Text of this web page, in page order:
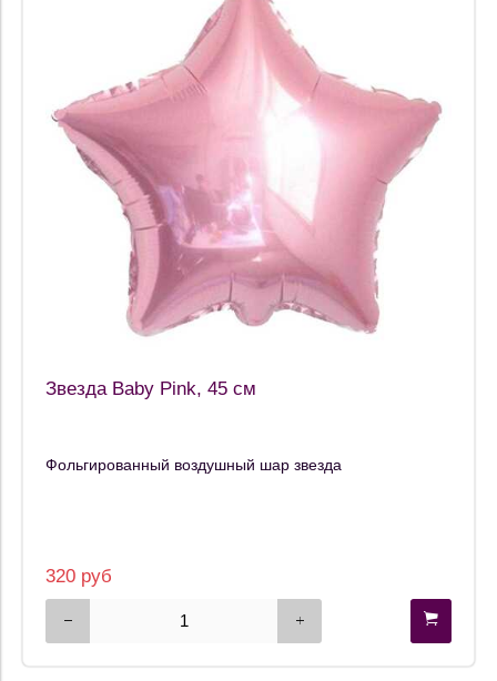
Звезда Baby Pink, 45 см
Фольгированный воздушный шар звезда
320 руб